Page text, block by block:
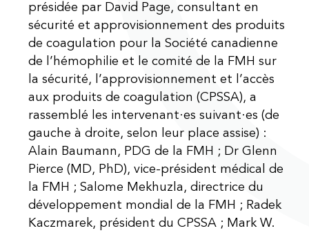
présidée par David Page, consultant en
sécurité et approvisionnement des produits
de coagulation pour la Société canadienne
de l’hémophilie et le comité de la FMH sur
la sécurité, l’approvisionnement et l’accès
aux produits de coagulation (CPSSA), a
rassemblé les intervenant·es suivant·es (de
gauche à droite, selon leur place assise) :
Alain Baumann, PDG de la FMH ; Dr Glenn
Pierce (MD, PhD), vice-président médical de
la FMH ; Salome Mekhuzla, directrice du
développement mondial de la FMH ; Radek
Kaczmarek, président du CPSSA ; Mark W.